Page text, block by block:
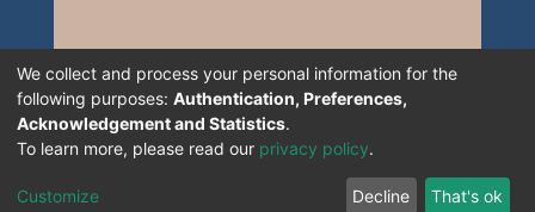
We collect and process your personal information for the
following purposes: Authentication, Preferences,
Acknowledgement and Statistics.
To learn more, please read our privacy policy.
Customize Decline That's ok